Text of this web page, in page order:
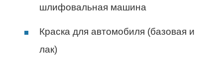
шлифовальная машина
Краска для автомобиля (базовая и
лак)